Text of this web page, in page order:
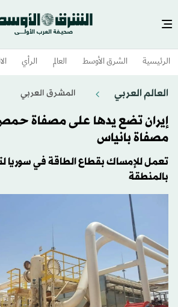
الرئيسية الشرق الأوسط​ العالم الرأي
العالم العربي المشرق العربي
إيران تضع يدها على مصفاة
مصفاة بانياس
تعمل للإمساك بقطاع الطاقة في سوريا
بالمنطقة